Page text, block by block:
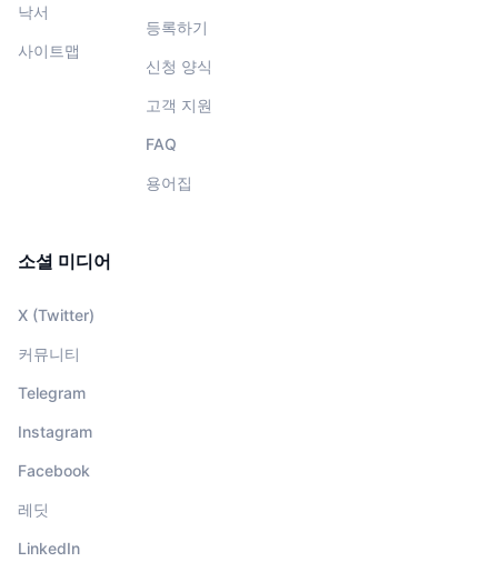
낙서
사이트맵
등록하기
신청 양식
고객 지원
FAQ
용어집
소셜 미디어
X (Twitter)
커뮤니티
Telegram
Instagram
Facebook
레딧
LinkedIn